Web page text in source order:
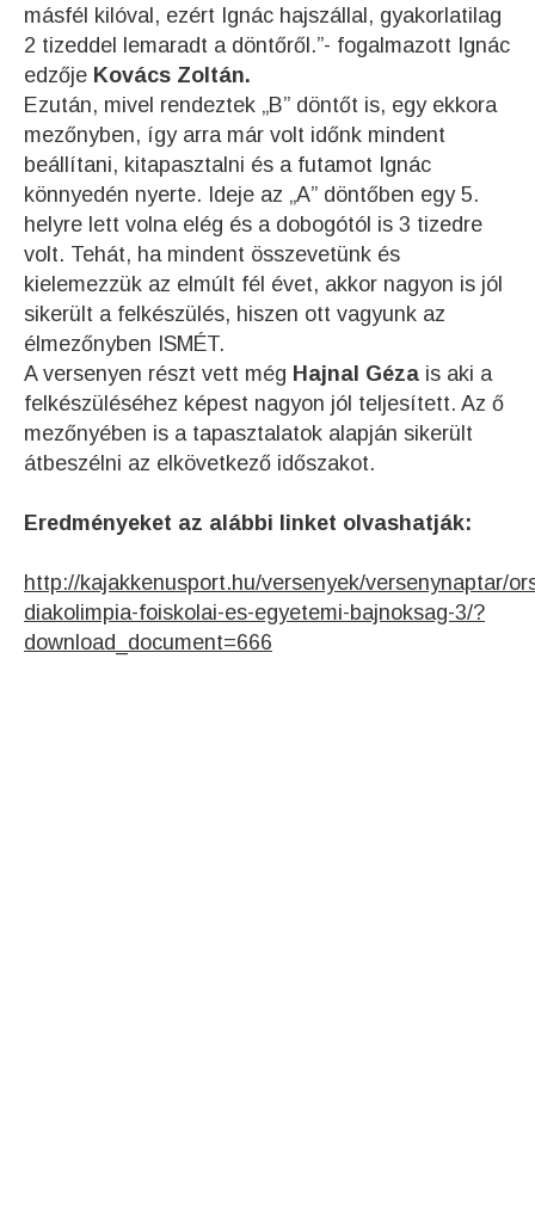
másfél kilóval, ezért Ignác hajszállal, gyakorlatilag
2 tizeddel lemaradt a döntőről.”- fogalmazott Ignác
edzője Kovács Zoltán.
Ezután, mivel rendeztek „B” döntőt is, egy ekkora
mezőnyben, így arra már volt időnk mindent
beállítani, kitapasztalni és a futamot Ignác
könnyedén nyerte. Ideje az „A” döntőben egy 5.
helyre lett volna elég és a dobogótól is 3 tizedre
volt. Tehát, ha mindent összevetünk és
kielemezzük az elmúlt fél évet, akkor nagyon is jól
sikerült a felkészülés, hiszen ott vagyunk az
élmezőnyben ISMÉT.
A versenyen részt vett még Hajnal Géza is aki a
felkészüléséhez képest nagyon jól teljesített. Az ő
mezőnyében is a tapasztalatok alapján sikerült
átbeszélni az elkövetkező időszakot.
Eredményeket az alábbi linket olvashatják:
http://kajakkenusport.hu/versenyek/versenynaptar/
diakolimpia-foiskolai-es-egyetemi-bajnoksag-3/?
download_document=666